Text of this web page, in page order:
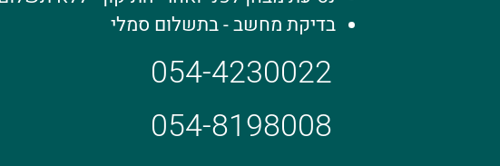
בדיקת מחשב - בתשלום סמלי​
054-4230022
054-8198008